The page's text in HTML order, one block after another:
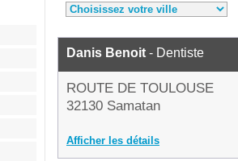
Danis Benoit - Dentiste
ROUTE DE TOULOUSE
32130 Samatan
Afficher les détails